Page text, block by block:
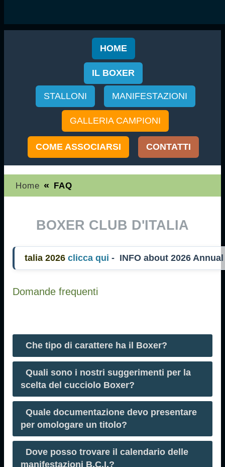
HOME
IL BOXER
STALLONI MANIFESTAZIONI
GALLERIA CAMPIONI
COME ASSOCIARSI CONTATTI
Home « FAQ
BOXER CLUB D'ITALIA
alia 2026 clicca qui- INFO about 2026 Annual
Domande frequenti
Che tipo di carattere ha il Boxer?
Quali sono i nostri suggerimenti per la
scelta del cucciolo Boxer?
Quale documentazione devo presentare
per omologare un titolo?
Dove posso trovare il calendario delle
manifestazioni B.C.I.?